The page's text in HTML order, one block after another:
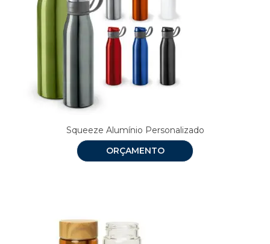
Squeeze Alumínio Personalizado
ORÇAMENTO